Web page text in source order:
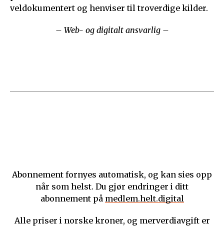
veldokumentert og henviser til troverdige kilder.
– Web- og digitalt ansvarlig –
Abonnement fornyes automatisk, og kan sies opp
når som helst. Du gjør endringer i ditt
abonnement på medlem.helt.digital
Alle priser i norske kroner, og merverdiavgift er